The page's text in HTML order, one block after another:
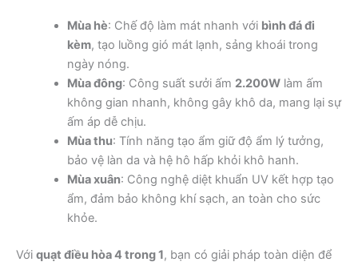
Mùa hè: Chế độ làm mát nhanh với bình đá đi
kèm, tạo luồng gió mát lạnh, sảng khoái trong
ngày nóng.
Mùa đông: Công suất sưởi ấm 2.200Wlàm ấm
không gian nhanh, không gây khô da, mang lại sự
ấm áp dễ chịu.
Mùa thu: Tính năng tạo ẩm giữ độ ẩm lý tưởng,
bảo vệ làn da và hệ hô hấp khỏi khô hanh.
Mùa xuân: Công nghệ diệt khuẩn UV kết hợp tạo
ẩm, đảm bảo không khí sạch, an toàn cho sức
khỏe.
Với quạt điều hòa 4 trong 1, bạn có giải pháp toàn diện để